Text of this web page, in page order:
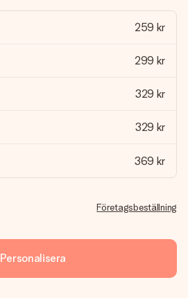
259 kr
299 kr
329 kr
329 kr
369 kr
Företagsbeställning
Personalisera